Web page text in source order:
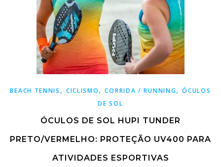
BEACH TENNIS , CICLISMO,CORRIDA / RUNNING,ÓCULOS
DE SOL
ÓCULOS DE SOL HUPI TUNDER
PRETO/VERMELHO: PROTEÇÃO UV400 PARA
ATIVIDADES ESPORTIVAS